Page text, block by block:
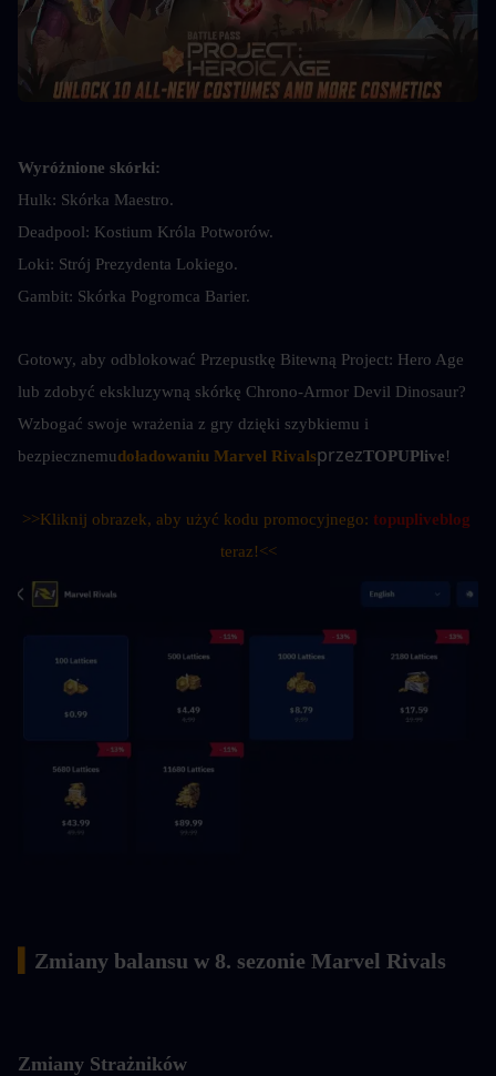
Wyróżnione skórki:
Hulk: Skórka Maestro.
Deadpool: Kostium Króla Potworów.
Loki: Strój Prezydenta Lokiego.
Gambit: Skórka Pogromca Barier.
Gotowy, aby odblokować Przepustkę Bitewną Project: Hero Age
lub zdobyć ekskluzywną skórkę Chrono-Armor Devil Dinosaur?
Wzbogać swoje wrażenia z gry dzięki szybkiemu i
bezpiecznemudoładowaniu Marvel RivalsprzezTOPUPlive!
>>Kliknij obrazek, aby użyć kodu promocyjnego: topupliveblog
teraz!<<
Zmiany balansu w 8. sezonie Marvel Rivals
Zmiany Strażników